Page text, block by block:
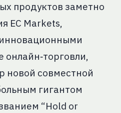
продуктов заметно
EC Markets,
новой совместной
гигантом
“Hold or